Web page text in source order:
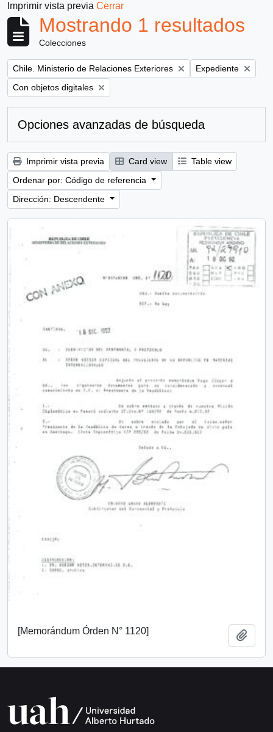
Imprimir vista previa Cerrar
Mostrando 1 resultados
Colecciones
Remove filter:
Chile. Ministerio de Relaciones Exteriores Remove filter:
Expediente
Remove filter:
Con objetos digitales
Opciones avanzadas de búsqueda
Imprimir vista previa Card view
Table view
Ordenar por: Código de referencia
Dirección: Descendente
[Memorándum Órden N° 1120]